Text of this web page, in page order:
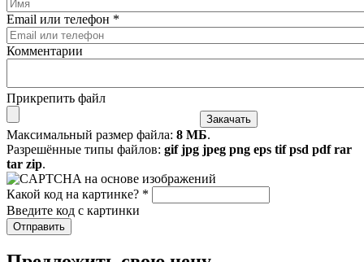
Email или телефон *
Комментарии
Прикрепить файл
Максимальный размер файла: 8 МБ.
Разрешённые типы файлов: gif jpg jpeg png eps tif psd pdf rar
tar zip.
Какой код на картинке? *
Введите код с картинки